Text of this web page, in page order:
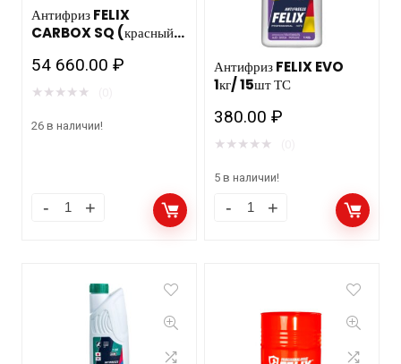
Антифриз FELIX
CARBOX SQ (красный)
54 660.00₽
★ ★ ★ ★ ★
26 в наличии!
Антифриз FELIX EVO
1кг/ 15шт ТС
380.00₽
★ ★ ★ ★ ★
5 в наличии!